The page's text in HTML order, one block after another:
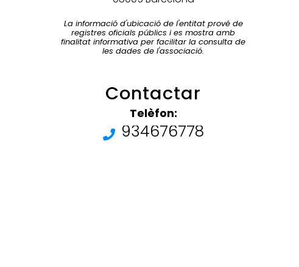
La informació d'ubicació de l'entitat prové de
registres oficials públics i es mostra amb
finalitat informativa per facilitar la consulta de
les dades de l'associació.
Contactar
Telèfon:
934676778